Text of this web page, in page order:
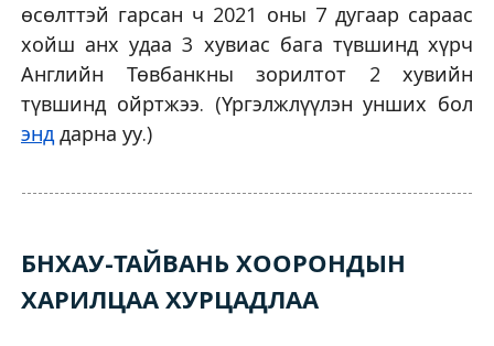
өсөлттэй гарсан ч 2021 оны 7 дугаар сараас
хойш анх удаа 3 хувиас бага түвшинд хүрч
Английн Төвбанкны зорилтот 2 хувийн
түвшинд ойртжээ. (Үргэлжлүүлэн унших бол
энддарна уу.)
БНХАУ-ТАЙВАНЬ ХООРОНДЫН
ХАРИЛЦАА ХУРЦАДЛАА